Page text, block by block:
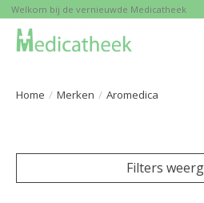
Welkom bij de vernieuwde Medicatheek
Home / Merken / Aromedica
Filters